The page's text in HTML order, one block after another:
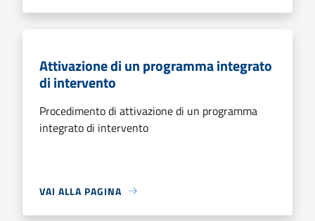
Attivazione di un programma integrato
di intervento
Procedimento di attivazione di un programma
integrato di intervento
VAI ALLA PAGINA